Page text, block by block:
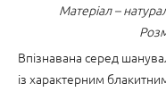
Матеріал –
Впізнавана серед
із характерним